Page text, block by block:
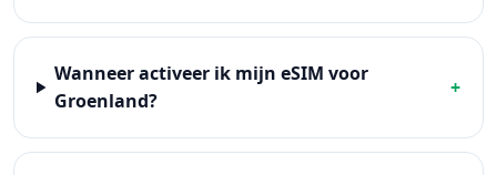
Wanneer activeer ik mijn eSIM voor
Groenland?
+